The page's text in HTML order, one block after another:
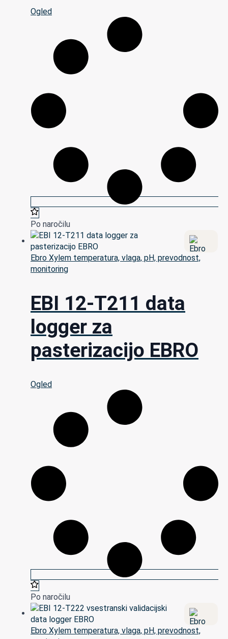
Ogled
Po naročilu
Ebro Xylem temperatura, vlaga, pH, prevodnost,
monitoring
EBI 12-T211 data
logger za
pasterizacijo EBRO
Ogled
Po naročilu
Ebro Xylem temperatura, vlaga, pH, prevodnost,